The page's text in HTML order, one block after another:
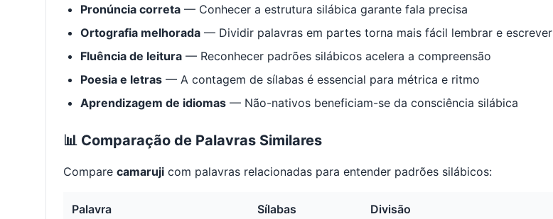
Pronúncia correta — Conhecer a estrutura silábica garante fala precisa
Ortografia melhorada — Dividir palavras em partes torna mais fácil lembrar e escrever
Fluência de leitura — Reconhecer padrões silábicos acelera a compreensão
Poesia e letras — A contagem de sílabas é essencial para métrica e ritmo
Aprendizagem de idiomas — Não-nativos beneficiam-se da consciência silábica
📊 Comparação de Palavras Similares
Compare camaruji com palavras relacionadas para entender padrões silábicos:
Palavra Sílabas Divisão